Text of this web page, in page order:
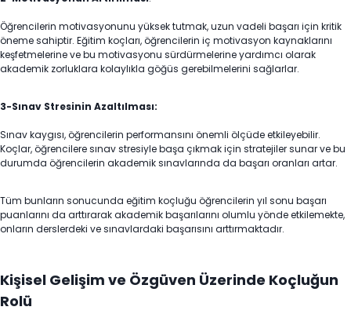
Öğrencilerin motivasyonunu yüksek tutmak, uzun vadeli başarı için kritik
öneme sahiptir. Eğitim koçları, öğrencilerin iç motivasyon kaynaklarını
keşfetmelerine ve bu motivasyonu sürdürmelerine yardımcı olarak
akademik zorluklara kolaylıkla göğüs gerebilmelerini sağlarlar.
3-Sınav Stresinin Azaltılması:
Sınav kaygısı, öğrencilerin performansını önemli ölçüde etkileyebilir.
Koçlar, öğrencilere sınav stresiyle başa çıkmak için stratejiler sunar ve bu
durumda öğrencilerin akademik sınavlarında da başarı oranları artar.
Tüm bunların sonucunda eğitim koçluğu öğrencilerin yıl sonu başarı
puanlarını da arttırarak akademik başarılarını olumlu yönde etkilemekte,
onların derslerdeki ve sınavlardaki başarısını arttırmaktadır.
Kişisel Gelişim ve Özgüven Üzerinde Koçluğun
Rolü